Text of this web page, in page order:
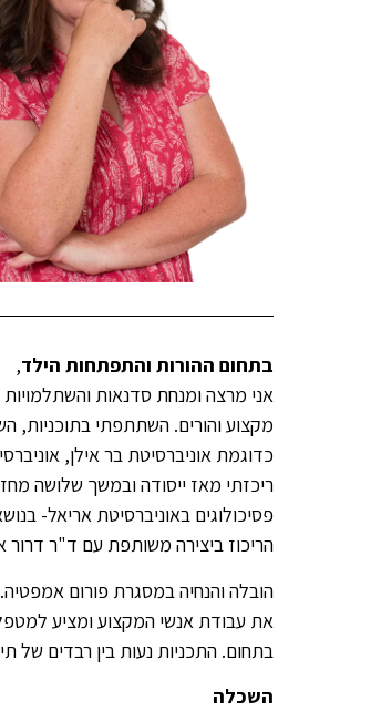
בתחום ההורות והתפתחות הילד,
אני מרצה ומנחת סדנאות
מקצוע והורים. השתתפתי בתוכניות,
כדוגמת אוניברסיטת בר אילן,
ריכזתי מאז ייסודה ובמשך שלושה
פסיכולוגים באוניברסיטת אריאל-
הריכוז ביצירה משותפת עם ד"ר דרור
הובלה והנחיה במסגרת פורום
את עבודת אנשי המקצוע ומציע
בתחום. התכניות נעות בין רבדים של
השכלה